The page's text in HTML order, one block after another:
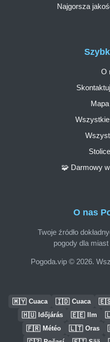
O nas
Twoje źródło
pogody dla
Pogoda.vip © 2026.
O
🧩 Darmowy
Najgorsza
🇲🇾 Cuaca 🇮🇩 Cuaca
🇭🇺 Időjárás 🇪🇪 Ilm
🇫🇷 Météo 🇱🇹 Oras